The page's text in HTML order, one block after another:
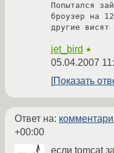
Попытался
броузер на
другие висят
jet_bird ★
05.04.2007
Показать
Ответ на:
+00:00
если tomcat